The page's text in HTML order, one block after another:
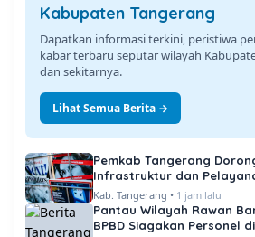
Kabupaten Tangerang
Dapatkan informasi terkini, peristiwa
kabar terbaru seputar wilayah
dan sekitarnya.
Lihat Semua Berita →
Pemkab Tangerang
Infrastruktur dan
Kab. Tangerang • 1 jam lalu
Pantau Wilayah Rawan
BPBD Siagakan Personel